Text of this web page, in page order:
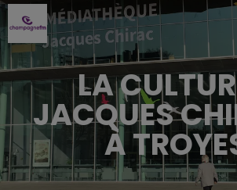
LA
JACQUES
À